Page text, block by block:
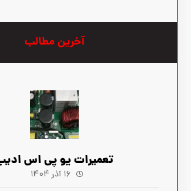
آخرین مطالب
تعمیرات یو پی اس
۱۶ آذر ۱۴۰۴